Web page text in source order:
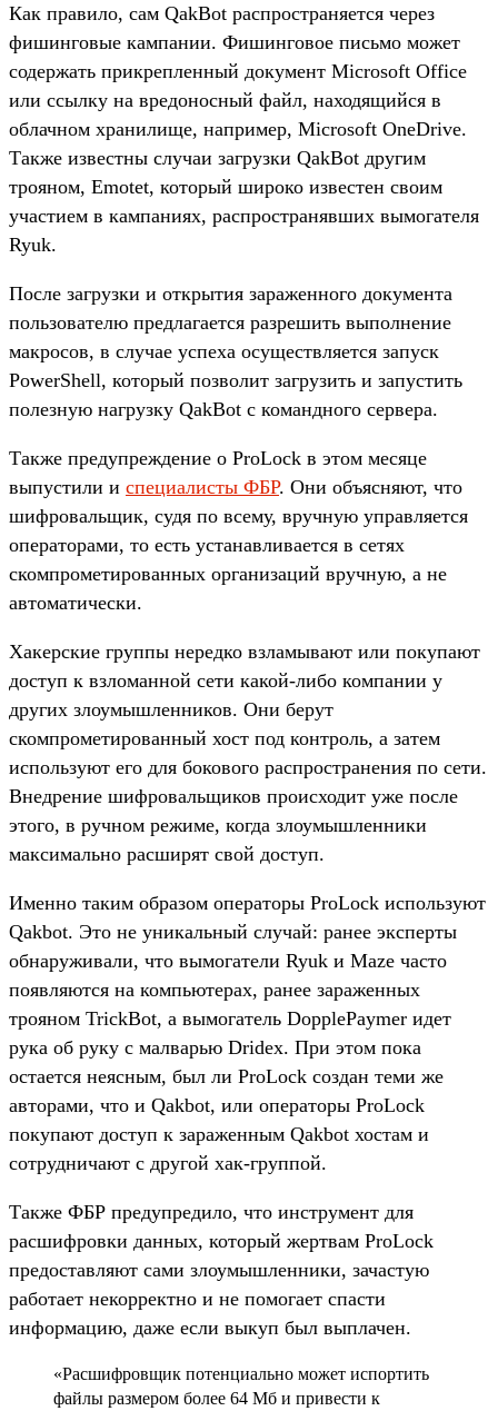
Как правило, сам QakBot распространяется через
фишинговые кампании. Фишинговое письмо может
содержать прикрепленный документ Microsoft Office
или ссылку на вредоносный файл, находящийся в
облачном хранилище, например, Microsoft OneDrive.
Также известны случаи загрузки QakBot другим
трояном, Emotet, который широко известен своим
участием в кампаниях, распространявших вымогателя
Ryuk.
После загрузки и открытия зараженного документа
пользователю предлагается разрешить выполнение
макросов, в случае успеха осуществляется запуск
PowerShell, который позволит загрузить и запустить
полезную нагрузку QakBot с командного сервера.
Также предупреждение о ProLock в этом месяце
выпустили и специалисты ФБР. Они объясняют, что
шифровальщик, судя по всему, вручную управляется
операторами, то есть устанавливается в сетях
скомпрометированных организаций вручную, а не
автоматически.
Хакерские группы нередко взламывают или покупают
доступ к взломанной сети какой-либо компании у
других злоумышленников. Они берут
скомпрометированный хост под контроль, а затем
используют его для бокового распространения по сети.
Внедрение шифровальщиков происходит уже после
этого, в ручном режиме, когда злоумышленники
максимально расширят свой доступ.
Именно таким образом операторы ProLock используют
Qakbot. Это не уникальный случай: ранее эксперты
обнаруживали, что вымогатели Ryuk и Maze часто
появляются на компьютерах, ранее зараженных
трояном TrickBot, а вымогатель DopplePaymer идет
рука об руку с малварью Dridex. При этом пока
остается неясным, был ли ProLock создан теми же
авторами, что и Qakbot, или операторы ProLock
покупают доступ к зараженным Qakbot хостам и
сотрудничают с другой хак-группой.
Также ФБР предупредило, что инструмент для
расшифровки данных, который жертвам ProLock
предоставляют сами злоумышленники, зачастую
работает некорректно и не помогает спасти
информацию, даже если выкуп был выплачен.
«Расшифровщик потенциально может испортить
файлы размером более 64 Мб и привести к